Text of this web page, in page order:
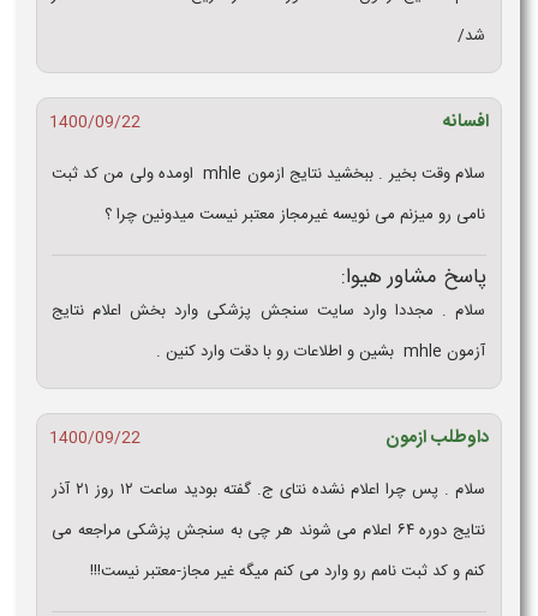
شد/
افسانه
1400/09/22
سلام وقت بخیر . ببخشید نتایج ازمون mhle اومده ولی من کد ثبت
نامی رو میزنم می نویسه غیرمجاز معتبر نیست میدونین چرا ؟
پاسخ مشاور هیوا:
سلام . مجددا وارد سایت سنجش پزشکی وارد بخش اعلام نتایج
آزمون mhle بشین و اطلاعات رو با دقت وارد کنین .
داوطلب ازمون
1400/09/22
سلام . پس چرا اعلام نشده نتای ج. گفته بودید ساعت ۱۲ روز ۲۱ آذر
نتایج دوره ۶۴ اعلام می شوند هر چی به سنجش پزشکی مراجعه می
کنم و کد ثبت نامم رو وارد می کنم میگه غیر مجاز-معتبر نیست!!!